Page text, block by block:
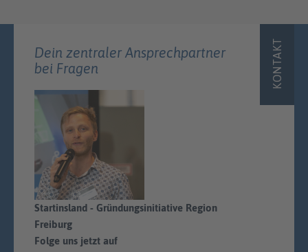
KONTAKT
Dein zentraler Ansprechpartner
bei Fragen
Startinsland - Gründungsinitiative Region
Freiburg
Folge uns jetzt auf